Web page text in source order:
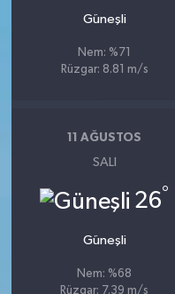
Güneşli
Nem: %71
Rüzgar: 8.81 m/s
11 AĞUSTOS
SALI
26°
Güneşli
Nem: %68
Rüzgar: 7.39 m/s